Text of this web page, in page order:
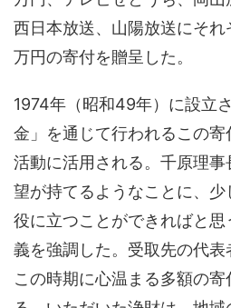
西日本放送、山陽放送にそ
万円の寄付を贈呈した。
1974年（昭和49年）に設立
金」を通じて行われるこの
活動に活用される。千原理
望が持てるようなことに、
役に立つことができればと
義を強調した。受取先の代
この時期に心温まる多額の